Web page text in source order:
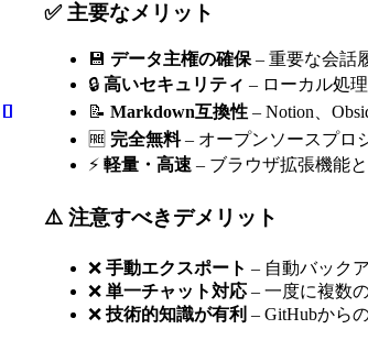
✅ 主要なメリット
💾 データ主権の確保 – 重要な会話
🔒 高いセキュリティ – ローカル処
📝 Markdown互換性 – Notion、
🆓 完全無料– オープンソースプロ
⚡ 軽量・高速 – ブラウザ拡張機能
⚠️ 注意すべきデメリット
❌ 手動エクスポート – 自動バック
❌ 単一チャット対応 – 一度に複数
❌ 技術的知識が有利 – GitHubから